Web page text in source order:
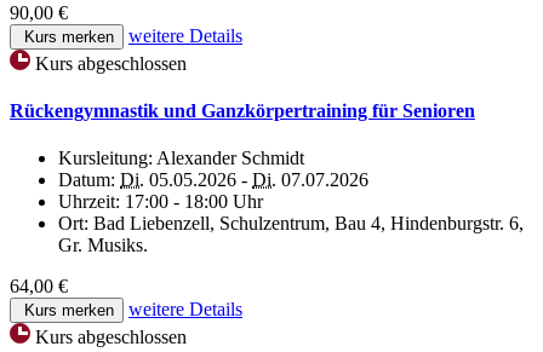
90,00 €
Kurs merken
weitere Details
Kurs abgeschlossen
Rückengymnastik und Ganzkörpertraining für Senioren
Kursleitung: Alexander Schmidt
Datum: Di. 05.05.2026 - Di. 07.07.2026
Uhrzeit: 17:00 - 18:00 Uhr
Ort: Bad Liebenzell, Schulzentrum, Bau 4, Hindenburgstr. 6,
Gr. Musiks.
64,00 €
Kurs merken
weitere Details
Kurs abgeschlossen